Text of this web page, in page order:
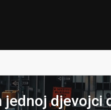
jednoj djevojci